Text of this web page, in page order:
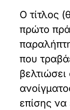
Ο τίτλος
πρώτο
που
επίσης να